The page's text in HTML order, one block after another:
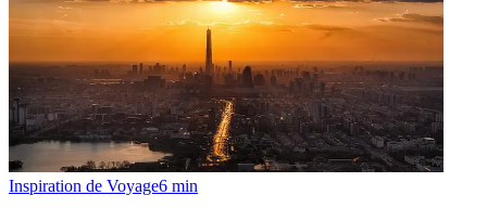
Inspiration de Voyage6 min